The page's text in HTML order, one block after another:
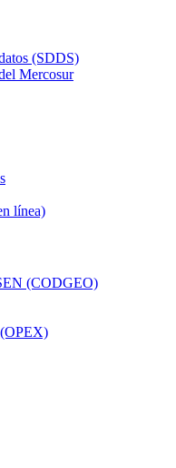
(SDDS)
Mercosur
línea)
(CODGEO)